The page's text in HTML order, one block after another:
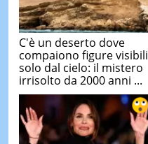
C'è un deserto dove
compaiono figure visibili
solo dal cielo: il mistero
irrisolto da 2000 anni ...